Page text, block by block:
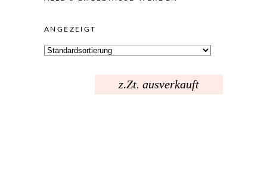
ANGEZEIGT
z.Zt. ausverkauft